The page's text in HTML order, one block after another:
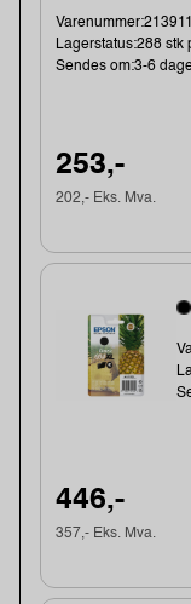
Lagerstatus:288 stk
Sendes om:3-6
253,-
202,- Eks. Mva.
446,-
357,- Eks. Mva.